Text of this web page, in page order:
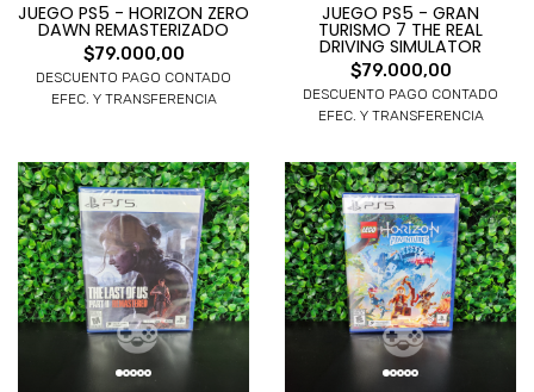
JUEGO PS5 - HORIZON ZERO
DAWN REMASTERIZADO
$79.000,00
DESCUENTO PAGO CONTADO
EFEC. Y TRANSFERENCIA
JUEGO PS5 - GRAN
TURISMO 7 THE REAL
DRIVING SIMULATOR
$79.000,00
DESCUENTO PAGO CONTADO
EFEC. Y TRANSFERENCIA